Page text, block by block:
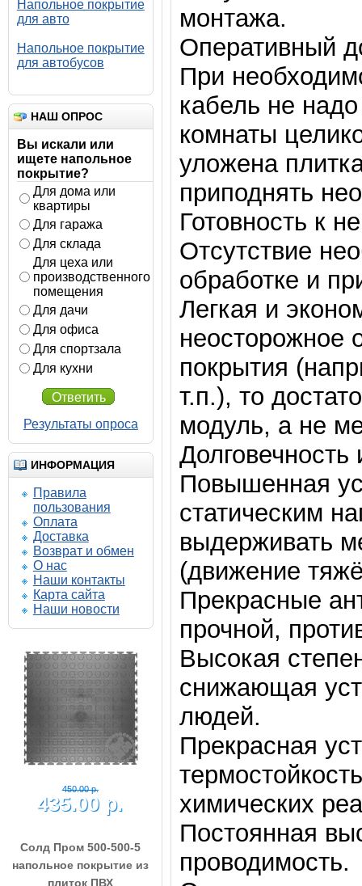
Напольное покрытие
для авто
Напольное покрытие
для автобусов
НАШ ОПРОС
Вы искали или
ищете напольное
покрытие?
Для дома или
квартиры
Для гаража
Для склада
Для цеха или
производственного
помещения
Для дачи
Для офиса
Для спортзала
Для кухни
Ответить
Результаты опроса
ИНФОРМАЦИЯ
Правила
пользования
Оплата
Доставка
Возврат и обмен
О нас
Наши контакты
Карта сайта
Наши новости
450.00 р.
435.00 р.
580.00 р.
555.00 р.
Солд Зерно 500-500-7
напольное покрытие из
плиток ПВХ
Напольные покрытия SOLD GRAIN
7-500-500Подробнее
монтажа.
Оперативный
При
кабель не
комнаты
уложена
приподнять
Готовность к
Отсутствие
обработке и
Легкая и
неосторожное
покрытия
т.п.), то
модуль, а не
Долговечность
Повышенная
статическим
выдерживать
(движение
Прекрасные
прочной,
Высокая
снижающая
людей.
Прекрасная
химических
Постоянная
проводимость.